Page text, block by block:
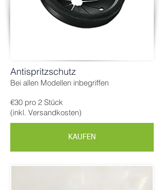
Antispritzschutz
Bei allen Modellen inbegriffen
€30 pro 2 Stück
(inkl. Versandkosten)
KAUFEN